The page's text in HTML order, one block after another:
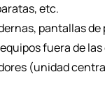
etc.
pantallas
fuera de
(unidad